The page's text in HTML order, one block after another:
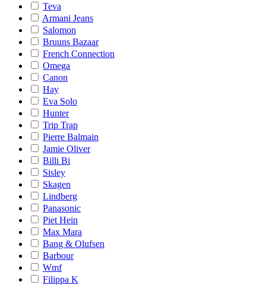
Teva
Armani Jeans
Salomon
Bruuns Bazaar
French Connection
Omega
Canon
Hay
Eva Solo
Hunter
Trip Trap
Pierre Balmain
Jamie Oliver
Billi Bi
Sisley
Skagen
Lindberg
Panasonic
Piet Hein
Max Mara
Bang & Olufsen
Barbour
Wmf
Filippa K